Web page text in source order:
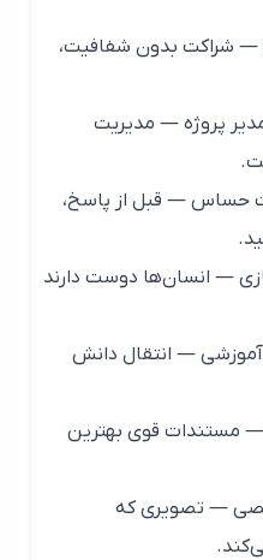
بدون شفافیت،
پروژه — مدیریت
— قبل از پاسخ،
انسان‌ها دوست دارند
— انتقال دانش
قوی بهترین
— تصویری که